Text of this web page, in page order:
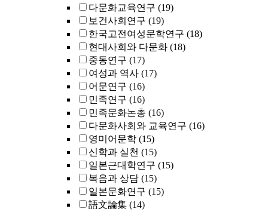
다문화교육연구 (19)
보건사회연구 (19)
한국고전여성문학연구 (18)
현대사회와 다문화 (18)
중동연구 (17)
여성과 역사 (17)
어문연구 (16)
민족연구 (16)
민족문화논총 (16)
다문화사회와 교육연구 (16)
영미어문학 (15)
신학과 실천 (15)
일본근대학연구 (15)
복음과 상담 (15)
일본문화연구 (15)
語文論集 (14)